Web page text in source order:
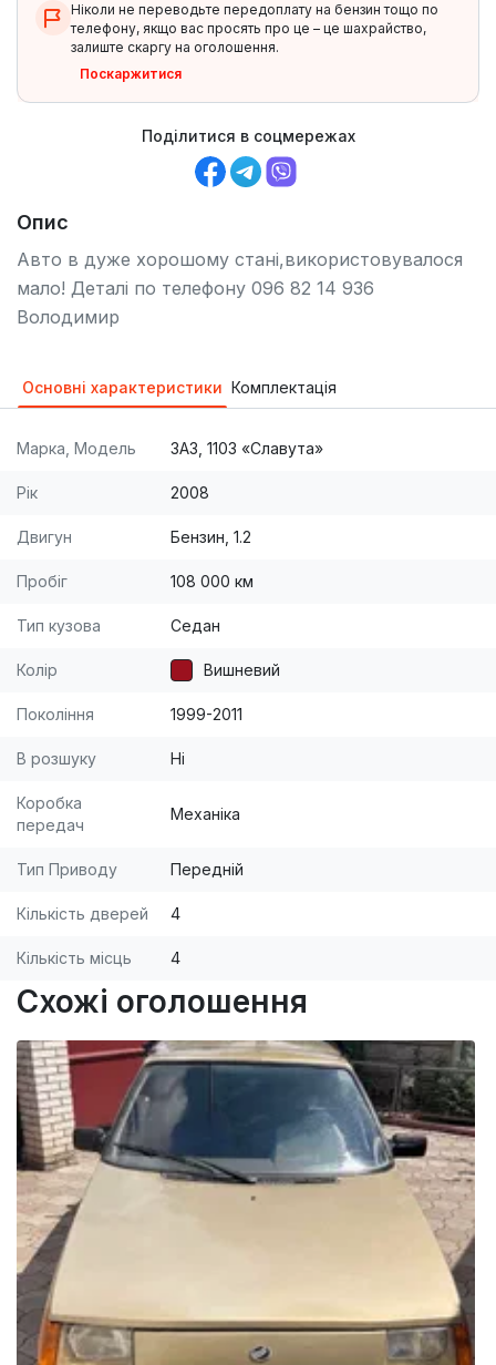
Ніколи не переводьте передоплату на бензин тощо по
телефону, якщо вас просять про це – це шахрайство,
залиште скаргу на оголошення.
Поскаржитися
Поділитися в соцмережах
Опис
Авто в дуже хорошому стані,використовувалося
мало! Деталі по телефону 096 82 14 936
Володимир
Основні характеристики Комплектація
Марка, Модель ЗАЗ, 1103 «Славута»
Рік 2008
Двигун Бензин, 1.2
Пробіг 108 000 км
Тип кузова Седан
Колір Вишневий
Покоління 1999-2011
В розшуку Ні
Коробка
передач
Механіка
Тип Приводу Передній
Кількість дверей 4
Кількість місць 4
Схожі оголошення